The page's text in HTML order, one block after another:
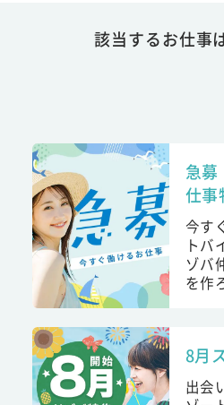
該当するお仕事
急募
仕事
今す
トバ
ゾバ
を作
8月
出会